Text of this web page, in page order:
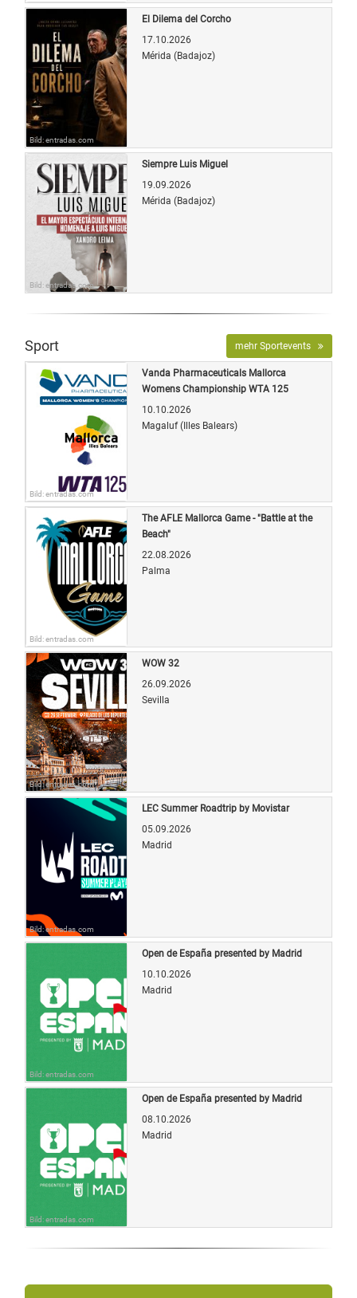
Bild: entradas.com
El Dilema del Corcho
17.10.2026
Mérida (Badajoz)
Bild: entradas.com
Siempre Luis Miguel
19.09.2026
Mérida (Badajoz)
Sport mehr Sportevents
Bild: entradas.com
Vanda Pharmaceuticals Mallorca
Womens Championship WTA 125
10.10.2026
Magaluf (Illes Balears)
Bild: entradas.com
The AFLE Mallorca Game - "Battle at the
Beach"
22.08.2026
Palma
Bild: entradas.com
WOW 32
26.09.2026
Sevilla
Bild: entradas.com
LEC Summer Roadtrip by Movistar
05.09.2026
Madrid
Bild: entradas.com
Open de España presented by Madrid
10.10.2026
Madrid
Bild: entradas.com
Open de España presented by Madrid
08.10.2026
Madrid